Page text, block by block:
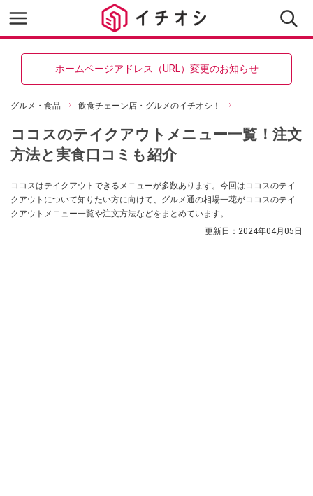
ホームページアドレス（URL）変更のお知らせ
グルメ・食品 飲食チェーン店・グルメのイチオシ！
ココスのテイクアウトメニュー一覧！注文
方法と実食口コミも紹介
ココスはテイクアウトできるメニューが多数あります。今回はココスのテイ
クアウトについて知りたい方に向けて、グルメ通の相場一花がココスのテイ
クアウトメニュー一覧や注文方法などをまとめています。
更新日： 2024年04月05日